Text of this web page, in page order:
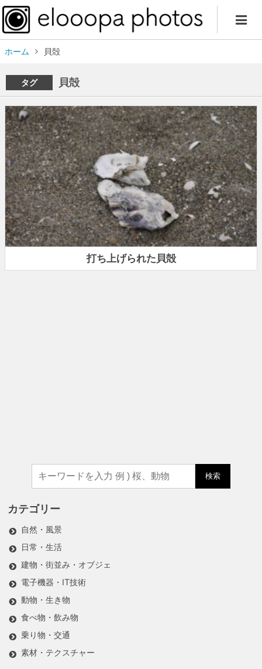
ホーム 貝殻
タグ 貝殻
打ち上げられた貝殻
検索
カテゴリー
自然・風景
日常・生活
建物・街並み・オブジェ
電子機器・IT技術
動物・生き物
食べ物・飲み物
乗り物・交通
素材・テクスチャー